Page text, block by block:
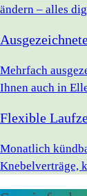
ändern – alles
Mehrfach
Ihnen auch in
Flexible
Monatlich
Knebelverträge,